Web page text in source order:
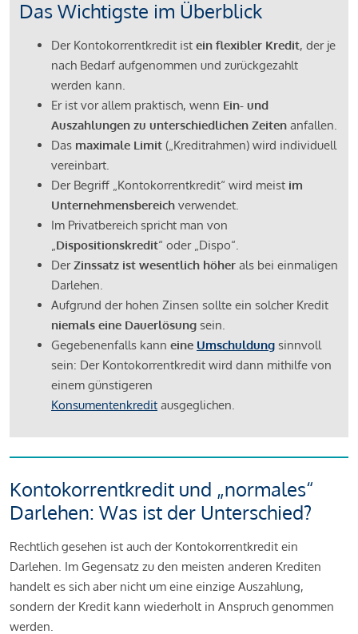
Das Wichtigste im Überblick
Der Kontokorrentkredit ist ein flexibler Kredit, der je
nach Bedarf aufgenommen und zurückgezahlt
werden kann.
Er ist vor allem praktisch, wenn Ein- und
Auszahlungen zu unterschiedlichen Zeiten anfallen.
Das maximale Limit („Kreditrahmen) wird individuell
vereinbart.
Der Begriff „Kontokorrentkredit“ wird meist im
Unternehmensbereich verwendet.
Im Privatbereich spricht man von
„Dispositionskredit“ oder „Dispo“.
DerZinssatz ist wesentlich höher als bei einmaligen
Darlehen.
Aufgrund der hohen Zinsen sollte ein solcher Kredit
niemals eine Dauerlösung sein.
Gegebenenfalls kann eine Umschuldung sinnvoll
sein: Der Kontokorrentkredit wird dann mithilfe von
einem günstigeren
Konsumentenkredit ausgeglichen.
Kontokorrentkredit und „normales“
Darlehen: Was ist der Unterschied?
Rechtlich gesehen ist auch der Kontokorrentkredit ein
Darlehen. Im Gegensatz zu den meisten anderen Krediten
handelt es sich aber nicht um eine einzige Auszahlung,
sondern der Kredit kann wiederholt in Anspruch genommen
werden.